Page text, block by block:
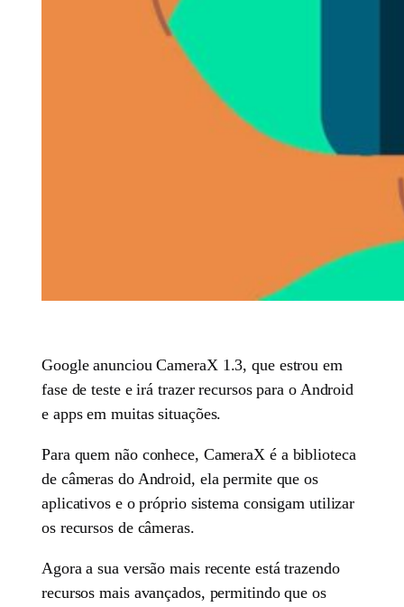
Google anunciou CameraX 1.3, que estrou em
fase de teste e irá trazer recursos para o Android
e apps em muitas situações.
Para quem não conhece, CameraX é a biblioteca
de câmeras do Android, ela permite que os
aplicativos e o próprio sistema consigam utilizar
os recursos de câmeras.
Agora a sua versão mais recente está trazendo
recursos mais avançados, permitindo que os